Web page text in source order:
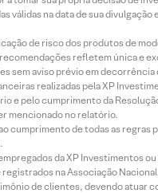
na data de sua
de risco dos produtos de
refletem única e
sem aviso prévio em
realizadas pela XP
e pelo cumprimento da
mencionado no relatório.
cumprimento de todas as
da XP Investimentos
na Associação
de clientes, devendo atuar